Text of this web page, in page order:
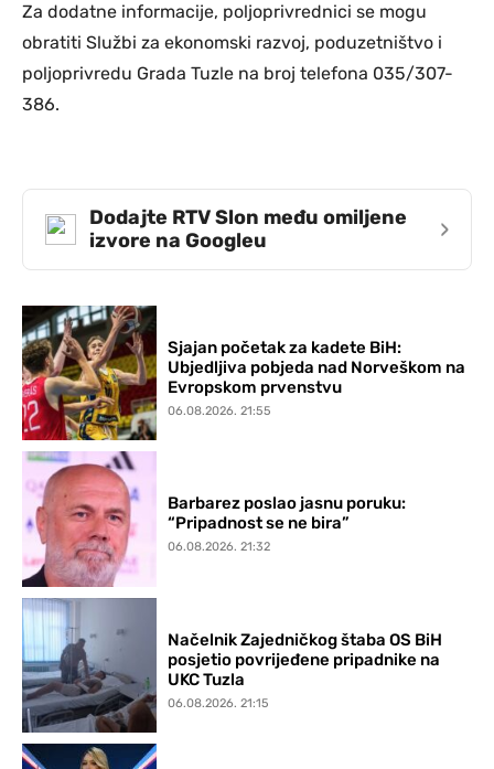
Za dodatne informacije, poljoprivrednici se mogu
obratiti Službi za ekonomski razvoj, poduzetništvo i
poljoprivredu Grada Tuzle na broj telefona 035/307-
386.
Dodajte RTV Slon među omiljene
izvore na Googleu
›
Sjajan početak za kadete BiH:
Ubjedljiva pobjeda nad Norveškom na
Evropskom prvenstvu
06.08.2026. 21:55
Barbarez poslao jasnu poruku:
“Pripadnost se ne bira”
06.08.2026. 21:32
Načelnik Zajedničkog štaba OS BiH
posjetio povrijeđene pripadnike na
UKC Tuzla
06.08.2026. 21:15